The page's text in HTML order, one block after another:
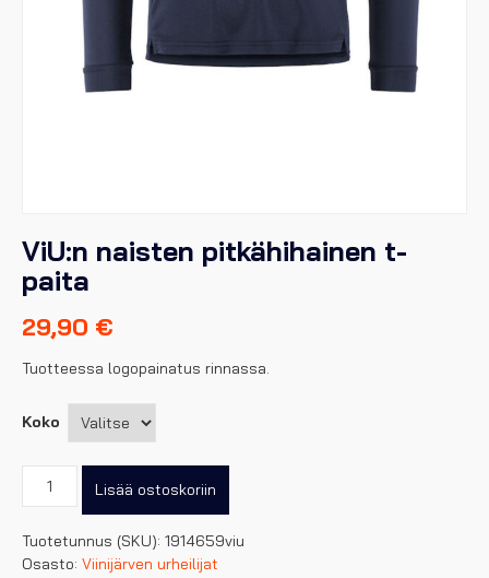
ViU:n naisten pitkähihainen t-
paita
29,90 €
Tuotteessa logopainatus rinnassa.
Koko
naisten
pitkähihainen
t-
paita
Lisää ostoskoriin
Tuotetunnus (SKU): 1914659viu
Osasto: Viinijärven urheilijat